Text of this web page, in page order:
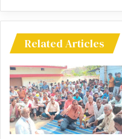
Related Articles